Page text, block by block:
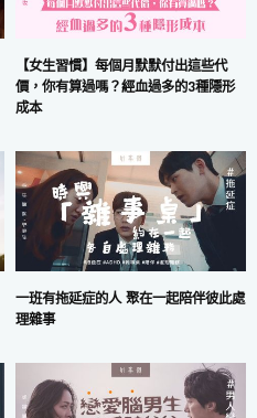
【女生習慣】每個月默默付出這些代
價，你有算過嗎？經血過多的3種隱形
成本
一班有拖延症的人 聚在一起陪伴彼此處
理雜事